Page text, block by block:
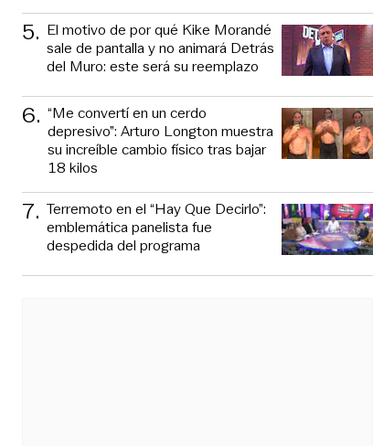
5. El motivo de por qué Kike Morandé
sale de pantalla y no animará Detrás
del Muro: este será su reemplazo
6. “Me convertí en un cerdo
depresivo”: Arturo Longton muestra
su increíble cambio físico tras bajar
18 kilos
7. Terremoto en el “Hay Que Decirlo”:
emblemática panelista fue
despedida del programa